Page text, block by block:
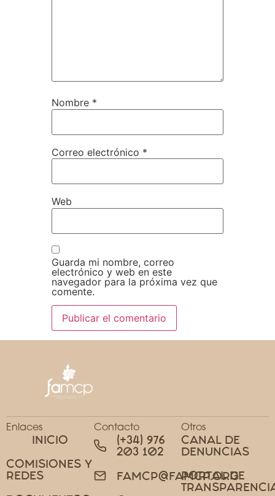
Nombre *
Correo electrónico *
Web
Guarda mi nombre, correo
electrónico y web en este
navegador para la próxima vez que
comente.
Enlaces
INICIO
COMISIONES Y
REDES
Contacto
(+34) 976
203 102
FAMCP@FAMCP.ORG
Otros
CANAL DE
DENUNCIAS
PORTAL DE